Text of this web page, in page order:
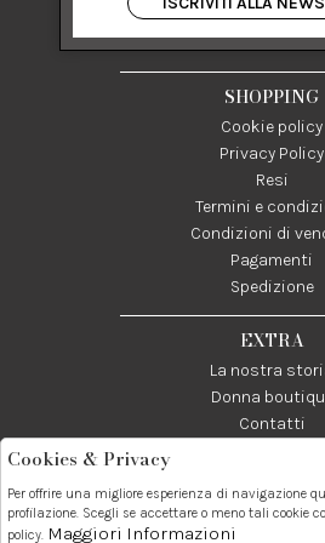
84122 Salerno
P IVA
SHOPPING
Cookie policy
Privacy Policy
Resi
Termini e
Condizioni di
Pagamenti
Spedizione
EXTRA
La nostra
Donna
Contatti
Telefono:
089237858
Whatsapp:
3338855601
Cookies & Privacy
Per offrire una migliore esperienza di navigazione
profilazione. Scegli se accettare o meno tali cookie
policy. Maggiori Informazioni